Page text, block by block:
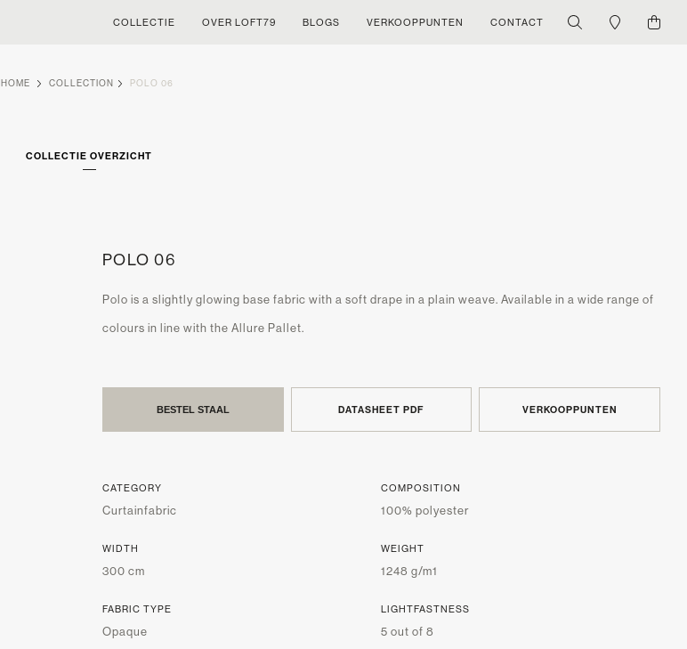
COLLECTIE OVER LOFT79 BLOGS VERKOOPPUNTEN CONTACT
HOME COLLECTION POLO 06
COLLECTIE OVERZICHT
POLO 06
Polo is a slightly glowing base fabric with a soft drape in a plain weave. Available in a wide range of
colours in line with the Allure Pallet.
BESTEL STAAL DATASHEET PDF VERKOOPPUNTEN
CATEGORY
Curtainfabric
COMPOSITION
100% polyester
WIDTH
300 cm
WEIGHT
1248 g/m1
FABRIC TYPE
Opaque
LIGHTFASTNESS
5 out of 8